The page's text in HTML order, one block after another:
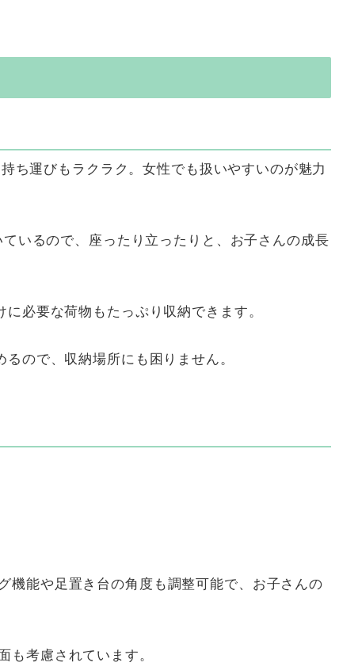
ち運びもラクラク。女性でも扱いやすいのが魅力
いるので、座ったり立ったりと、お子さんの成長
必要な荷物もたっぷり収納できます。
ので、収納場所にも困りません。
機能や足置き台の角度も調整可能で、お子さんの
も考慮されています。